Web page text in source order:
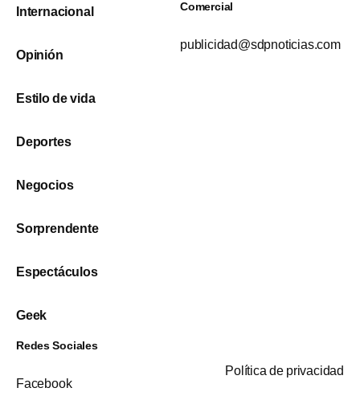
Internacional
Opinión
Estilo de vida
Deportes
Negocios
Sorprendente
Espectáculos
Geek
Comercial
publicidad@sdpnoticias.com
Redes Sociales
Facebook
Política de privacidad